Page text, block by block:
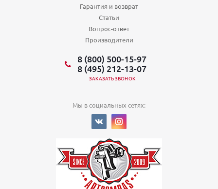
Гарантия и возврат
Статьи
Вопрос-ответ
Производители
8 (800) 500-15-97
8 (495) 212-13-07
ЗАКАЗАТЬ ЗВОНОК
Мы в социальных сетях: